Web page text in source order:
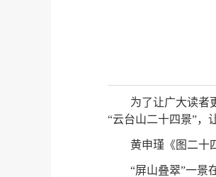
为了让广大读者
“云台山二十四景”，
黄申瑾《图二十
“屏山叠翠”一景